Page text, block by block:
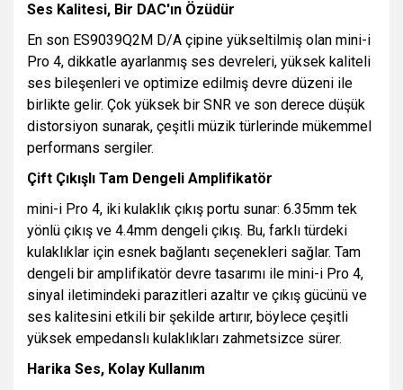
Ses Kalitesi, Bir DAC'ın Özüdür
En son ES9039Q2M D/A çipine yükseltilmiş olan mini-i
Pro 4, dikkatle ayarlanmış ses devreleri, yüksek kaliteli
ses bileşenleri ve optimize edilmiş devre düzeni ile
birlikte gelir. Çok yüksek bir SNR ve son derece düşük
distorsiyon sunarak, çeşitli müzik türlerinde mükemmel
performans sergiler.
Çift Çıkışlı Tam Dengeli Amplifikatör
mini-i Pro 4, iki kulaklık çıkış portu sunar: 6.35mm tek
yönlü çıkış ve 4.4mm dengeli çıkış. Bu, farklı türdeki
kulaklıklar için esnek bağlantı seçenekleri sağlar. Tam
dengeli bir amplifikatör devre tasarımı ile mini-i Pro 4,
sinyal iletimindeki parazitleri azaltır ve çıkış gücünü ve
ses kalitesini etkili bir şekilde artırır, böylece çeşitli
yüksek empedanslı kulaklıkları zahmetsizce sürer.
Harika Ses, Kolay Kullanım